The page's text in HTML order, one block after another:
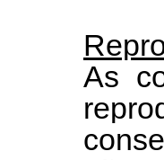
As